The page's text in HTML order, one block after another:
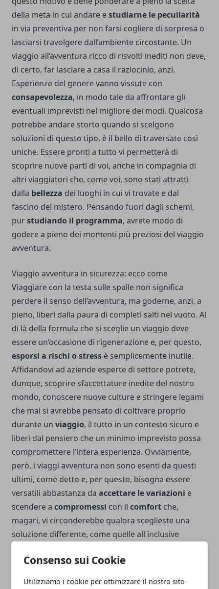
Consenso sui Cookie
Utilizziamo i cookie per ottimizzare il nostro sito
della meta in cui andare estudiarne le peculiarità
in via preventiva per non farsi cogliere di sorpresa o
lasciarsi travolgere dall’ambiente circostante. Un
viaggio all’avventura ricco di risvolti inediti non deve,
di certo, far lasciare a casa il raziocinio, anzi.
Esperienze del genere vanno vissute con
consapevolezza, in modo tale da affrontare gli
eventuali imprevisti nel migliore dei modi. Qualcosa
potrebbe andare storto quando si scelgono
soluzioni di questo tipo, è il bello di traversate così
uniche. Essere pronti a tutto vi permetterà di
scoprire nuove parti di voi, anche in compagnia di
altri viaggiatori che, come voi, sono stati attratti
dalla bellezza dei luoghi in cui vi trovate e dal
fascino del mistero. Pensando fuori dagli schemi,
purstudiando il programma, avrete modo di
godere a pieno dei momenti più preziosi del viaggio
avventura.
Viaggio avventura in sicurezza: ecco come
Viaggiare con la testa sulle spalle non significa
perdere il senso dell’avventura, ma goderne, anzi, a
pieno, liberi dalla paura di completi salti nel vuoto. Al
di là della formula che si sceglie un viaggio deve
essere un’occasione di rigenerazione e, per questo,
esporsi a rischi o stress è semplicemente inutile.
Affidandovi ad aziende esperte di settore potrete,
dunque, scoprire sfaccettature inedite del nostro
mondo, conoscere nuove culture e stringere legami
che mai si avrebbe pensato di coltivare proprio
durante un viaggio, il tutto in un contesto sicuro e
liberi dal pensiero che un minimo imprevisto possa
compromettere l’intera esperienza. Ovviamente,
però, i viaggi avventura non sono esenti da questi
ultimi, come detto e, per questo, bisogna essere
versatili abbastanza da accettare le variazioni e
scendere a compromessi con il comfort che,
magari, vi circonderebbe qualora sceglieste una
soluzione differente, come quelle all inclusive
vedere con la formula oggetto della nostra